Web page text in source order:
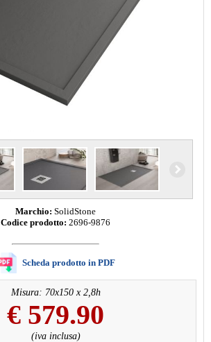
Marchio: SolidStone
Codice prodotto: 2696-9876
Scheda prodotto in PDF
Misura: 70x150 x 2,8h
€ 579.90
(iva inclusa)